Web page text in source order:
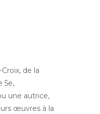
de la
5e,
une autrice,
œuvres à la